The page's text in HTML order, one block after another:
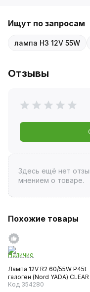
Ищут по запросам
лампа H3 12V 55W
Отзывы
Здесь ещё нет
мнением о товаре.
Похожие товары
Наличие
Лампа 12V R2 60/55W P45t
галоген (Nord YADA) CLEAR
Код 354280